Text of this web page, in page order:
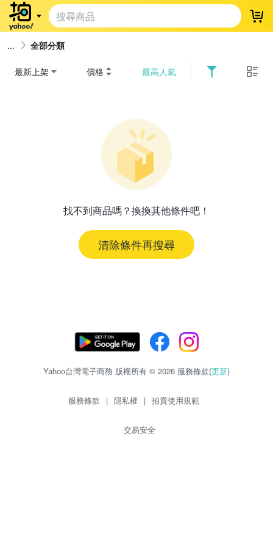
登
全部分類
最新上架 價格 最高人氣
找不到商品嗎？換換其他條件吧！
清除條件再搜尋
Yahoo台灣電子商務 版權所有 © 2026 服務條款(更新)
服務條款 | 隱私權 | 拍賣使用規範
交易安全